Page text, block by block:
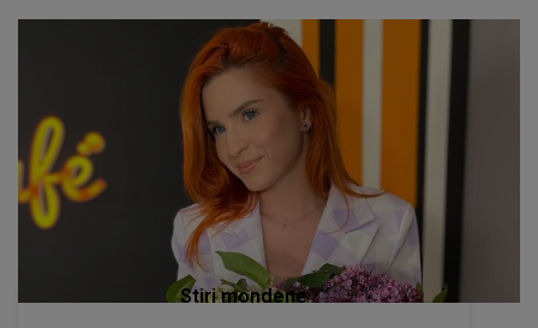
public, actrița îl sărbătorește cu toată inima
Stiri mondene